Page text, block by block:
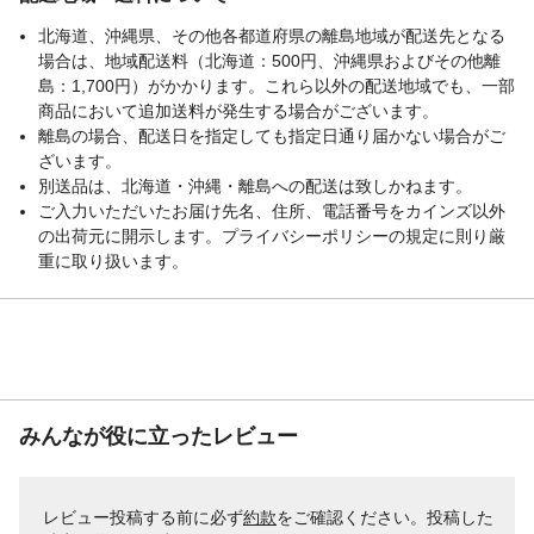
北海道、沖縄県、その他各都道府県の離島地域が配送先となる
場合は、地域配送料（北海道：500円、沖縄県およびその他離
島：1,700円）がかかります。これら以外の配送地域でも、一部
商品において追加送料が発生する場合がございます。
離島の場合、配送日を指定しても指定日通り届かない場合がご
ざいます。
別送品は、北海道・沖縄・離島への配送は致しかねます。
ご入力いただいたお届け先名、住所、電話番号をカインズ以外
の出荷元に開示します。プライバシーポリシーの規定に則り厳
重に取り扱います。
みんなが役に立ったレビュー
レビュー投稿する前に必ず約款をご確認ください。投稿した